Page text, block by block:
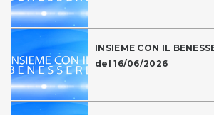
INSIEME CON IL
del 16/06/2026